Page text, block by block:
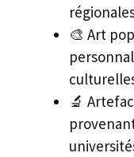
🎨 Art
🔬